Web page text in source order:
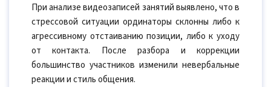
При анализе видеозаписей занятий выявлено, что в
стрессовой ситуации ординаторы склонны либо к
агрессивному отстаиванию позиции, либо к уходу
от контакта. После разбора и коррекции
большинство участников изменили невербальные
реакции и стиль общения.